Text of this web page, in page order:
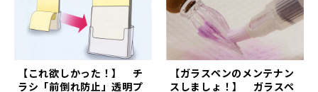
【これ欲しかった！】 チ
ラシ「前倒れ防止」透明プ
【ガラスペンのメンテナン
スしましょ！】 ガラスペ